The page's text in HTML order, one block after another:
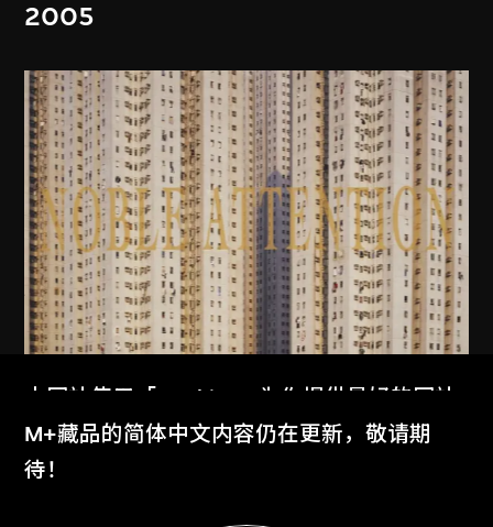
2005
家景
2006
本网站使用「Cookies」为你提供最好的网站
体验。
了解更多
M+藏品的简体中文内容仍在更新，敬请期
待！